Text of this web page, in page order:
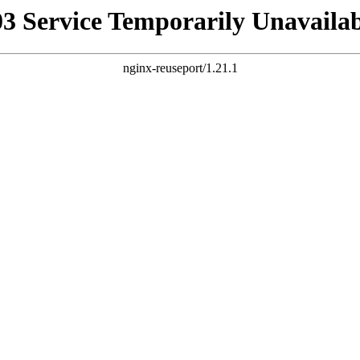
Service Temporarily
nginx-reuseport/1.21.1